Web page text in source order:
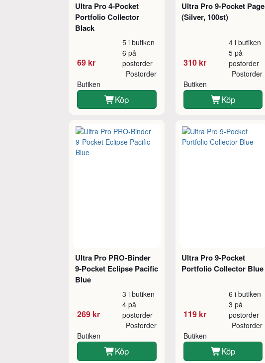
Ultra Pro 4-Pocket
Portfolio Collector
Black
69 kr
5 i butiken
6 på
postorder
Butiken
Postorder
Köp
Ultra Pro 9-Pocket Page
(Silver, 100st)
310 kr
4 i butiken
5 på
postorder
Butiken
Postorder
Köp
Ultra Pro PRO-Binder
9-Pocket Eclipse Pacific
Blue
269 kr
3 i butiken
4 på
postorder
Butiken
Postorder
Köp
Ultra Pro 9-Pocket
Portfolio Collector Blue
119 kr
6 i butiken
3 på
postorder
Butiken
Postorder
Köp